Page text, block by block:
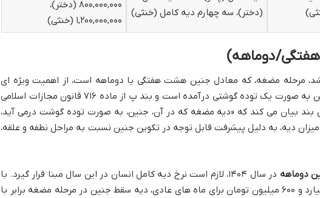
(دختر)، سه چهارم دیه کامل (خنثی)
۸۰۰,۰۰۰,۰۰۰ (دختر)،
۱,۲۰۰,۰۰۰,۰۰۰ (خنثی)
دوماهه)
مرحله مضغه، که معادل جنین هشت هفتگی یا دوماهه است، از اهمیت ویژه ای
برخوردار است. در این مرحله، جنین به صورت یک توده گوشتی درآمده است و بند پ از ماده ۷۱۶ قانون مجازات اسلامی
بند بیان می کند که «دیه مضغه که در آن، جنین، به صورت توده گوشت درمی آید،
دیه، به دلیل پیشرفت قابل توجه در تکوین جنین نسبت به مراحل نطفه و علقه،
دوماهه
در سال ۱۴۰۴، لازم است نرخ دیه کامل انسان در این سال مبنا قرار گیرد. با
در نظر گرفتن نرخ دیه کامل ۱ میلیارد و ۶۰۰ میلیون تومان برای ماه های عادی، دیه سقط جنین در مرحله مضغه برابر با